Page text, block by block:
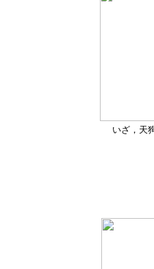
いざ，天